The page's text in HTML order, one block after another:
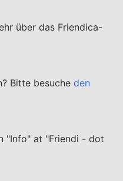
über das Friendica-
Bitte besuche den
"Info" at "Friendi - dot